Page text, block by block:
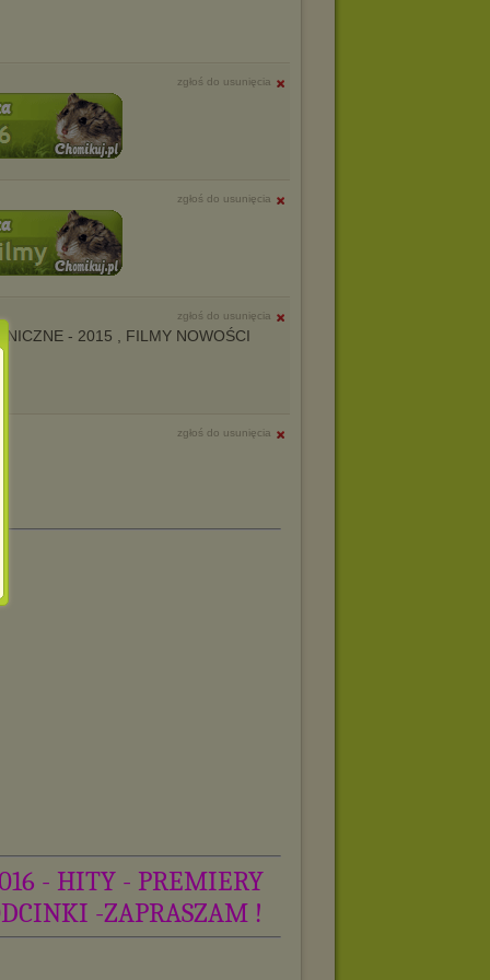
zgłoś do usunięcia
zgłoś do usunięcia
zgłoś do usunięcia
- 2015 , FILMY NOWOŚCI
zgłoś do usunięcia
- HITY - PREMIERY
-ZAPRASZAM !